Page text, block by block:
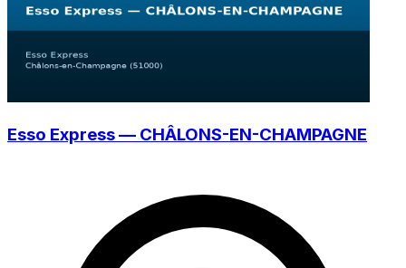
Esso Express — CHÂLONS-EN-CHAMPAGNE